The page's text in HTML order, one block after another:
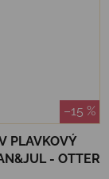
–15 %
PLAVKOVÝ
- OTTER